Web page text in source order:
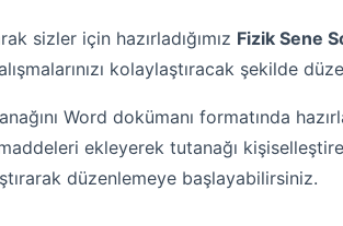
sizler için hazırladığımız Fizik Sene
kolaylaştıracak şekilde
Word dokümanı formatında
ekleyerek tutanağı
düzenlemeye başlayabilirsiniz.